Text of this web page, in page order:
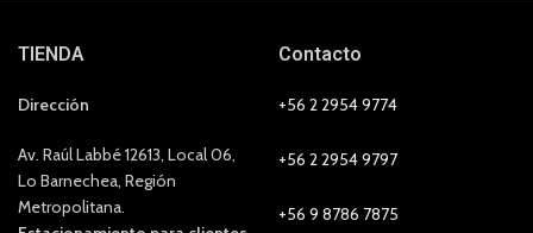
TIENDA
Dirección
Av. Raúl Labbé 12613, Local 06,
Lo Barnechea, Región
Metropolitana.
Contacto
+56 2 2954 9774
+56 2 2954 9797
+56 9 8786 7875